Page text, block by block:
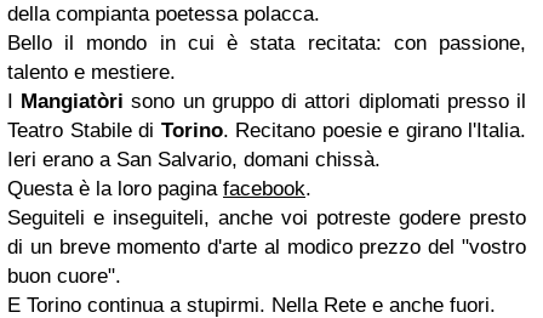
della compianta poetessa polacca.
Bello il mondo in cui è stata recitata: con passione,
talento e mestiere.
I Mangiatòri sono un gruppo di attori diplomati presso il
Teatro Stabile di Torino. Recitano poesie e girano l'Italia.
Ieri erano a San Salvario, domani chissà.
Questa è la loro pagina facebook.
Seguiteli e inseguiteli, anche voi potreste godere presto
di un breve momento d'arte al modico prezzo del "vostro
buon cuore".
E Torino continua a stupirmi. Nella Rete e anche fuori.